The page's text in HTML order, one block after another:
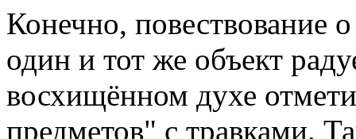
Конечно, повествование
один и тот же объект
восхищённом духе
предметов" с травками.